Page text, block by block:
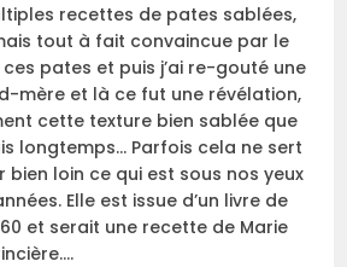
recettes de pates sablées,
tout à fait convaincue par le
pates et puis j’ai re-gouté une
mère et là ce fut une révélation,
cette texture bien sablée que
longtemps… Parfois cela ne sert
bien loin ce qui est sous nos yeux
Elle est issue d’un livre de
et serait une recette de Marie